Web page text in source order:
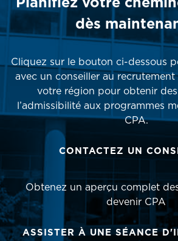
Planifiez votre
dès
Cliquez sur le bouton ci-dessous
avec un conseiller au
votre région pour obtenir
l’admissibilité aux programmes
CPA.
CONTACTEZ UN
Obtenez un aperçu complet
devenir CPA
ASSISTER À UNE SÉANCE